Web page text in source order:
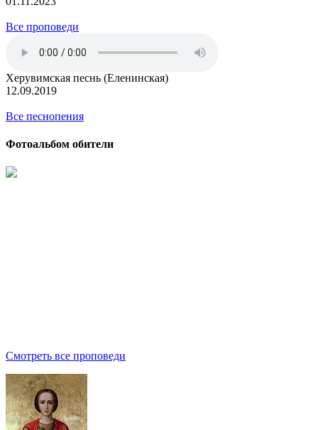
Все проповеди
Херувимская песнь (Еленинская)
12.09.2019
Все песнопения
Фотоальбом обители
Смотреть все проповеди